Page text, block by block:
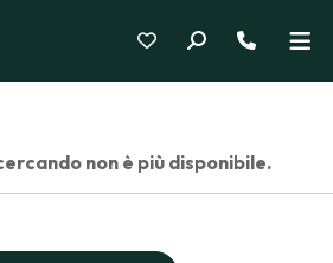
non è più disponibile.